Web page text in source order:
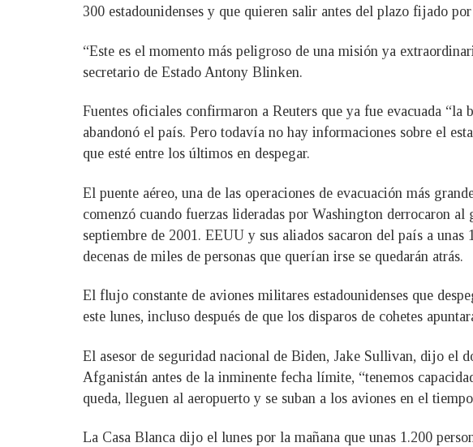
300 estadounidenses y que quieren salir antes del plazo fijado
“Este es el momento más peligroso de una misión ya
secretario de Estado Antony Blinken.
Fuentes oficiales confirmaron a Reuters que ya fue evacuada
abandonó el país. Pero todavía no hay informaciones sobre el
que esté entre los últimos en despegar.
El puente aéreo, una de las operaciones de evacuación más
comenzó cuando fuerzas lideradas por Washington derrocaron
septiembre de 2001. EEUU y sus aliados sacaron del país a
decenas de miles de personas que querían irse se quedarán atrás.
El flujo constante de aviones militares estadounidenses que
este lunes, incluso después de que los disparos de cohetes
El asesor de seguridad nacional de Biden, Jake Sullivan, dijo el
Afganistán antes de la inminente fecha límite, “tenemos
queda, lleguen al aeropuerto y se suban a los aviones en el
La Casa Blanca dijo el lunes por la mañana que unas 1.200